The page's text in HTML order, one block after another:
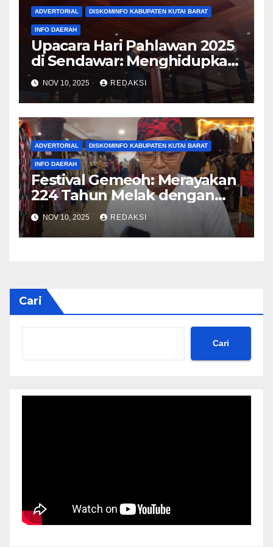
ADVERTORIAL DISKOMINFO KABUPATEN KUTAI BARAT
INFO DAERAH
Upacara Hari Pahlawan 2025
di Sendawar: Menghidupkan
Spirit Juang dan Patriotisme
Kontemporer
NOV 10, 2025 REDAKSI
ADVERTORIAL DISKOMINFO KABUPATEN KUTAI BARAT
INFO DAERAH
Festival Gemeoh: Merayakan
224 Tahun Melak dengan
Semangat Budaya Pesisir
NOV 10, 2025 REDAKSI
Cari
Cari